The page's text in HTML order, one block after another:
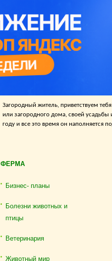
Загородный житель, приветствуем
или загородного дома, своей усадьбы
году и все это время он наполняется
ФЕРМА
Бизнес- планы
Болезни животных и
птицы
Ветеринария
Животный мир